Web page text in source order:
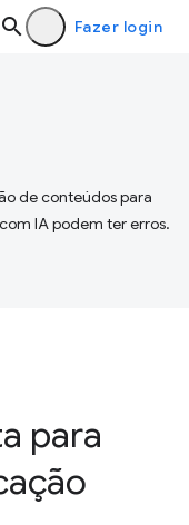
Fazer login
de conteúdos para
IA podem ter erros.
para